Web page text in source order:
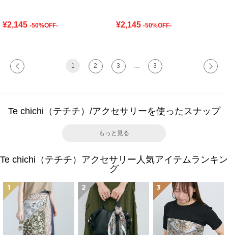
¥2,145 -50%OFF- ¥2,145 -50%OFF-
1 2 3 3
Te chichi（テチチ）/アクセサリーを使ったスナップ
もっと見る
Te chichi（テチチ）アクセサリー人気アイテムランキン
グ
1 2 3